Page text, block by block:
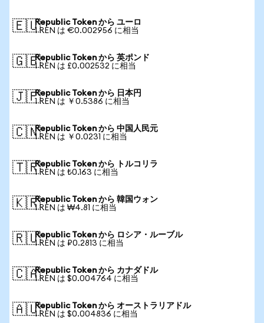
🇪🇺Republic Token から ユーロ
1 REN は €0.002956 に相当
🇬🇧Republic Token から 英ポンド
1 REN は £0.002532 に相当
🇯🇵Republic Token から 日本円
1 REN は ￥0.5386 に相当
🇨🇳Republic Token から 中国人民元
1 REN は ￥0.0231 に相当
🇹🇷Republic Token から トルコリラ
1 REN は ₺0.163 に相当
🇰🇷Republic Token から 韓国ウォン
1 REN は ₩4.81 に相当
🇷🇺Republic Token から ロシア・ルーブル
1 REN は ₽0.2813 に相当
🇨🇦Republic Token から カナダドル
1 REN は $0.004764 に相当
🇦🇺Republic Token から オーストラリアドル
1 REN は $0.004836 に相当